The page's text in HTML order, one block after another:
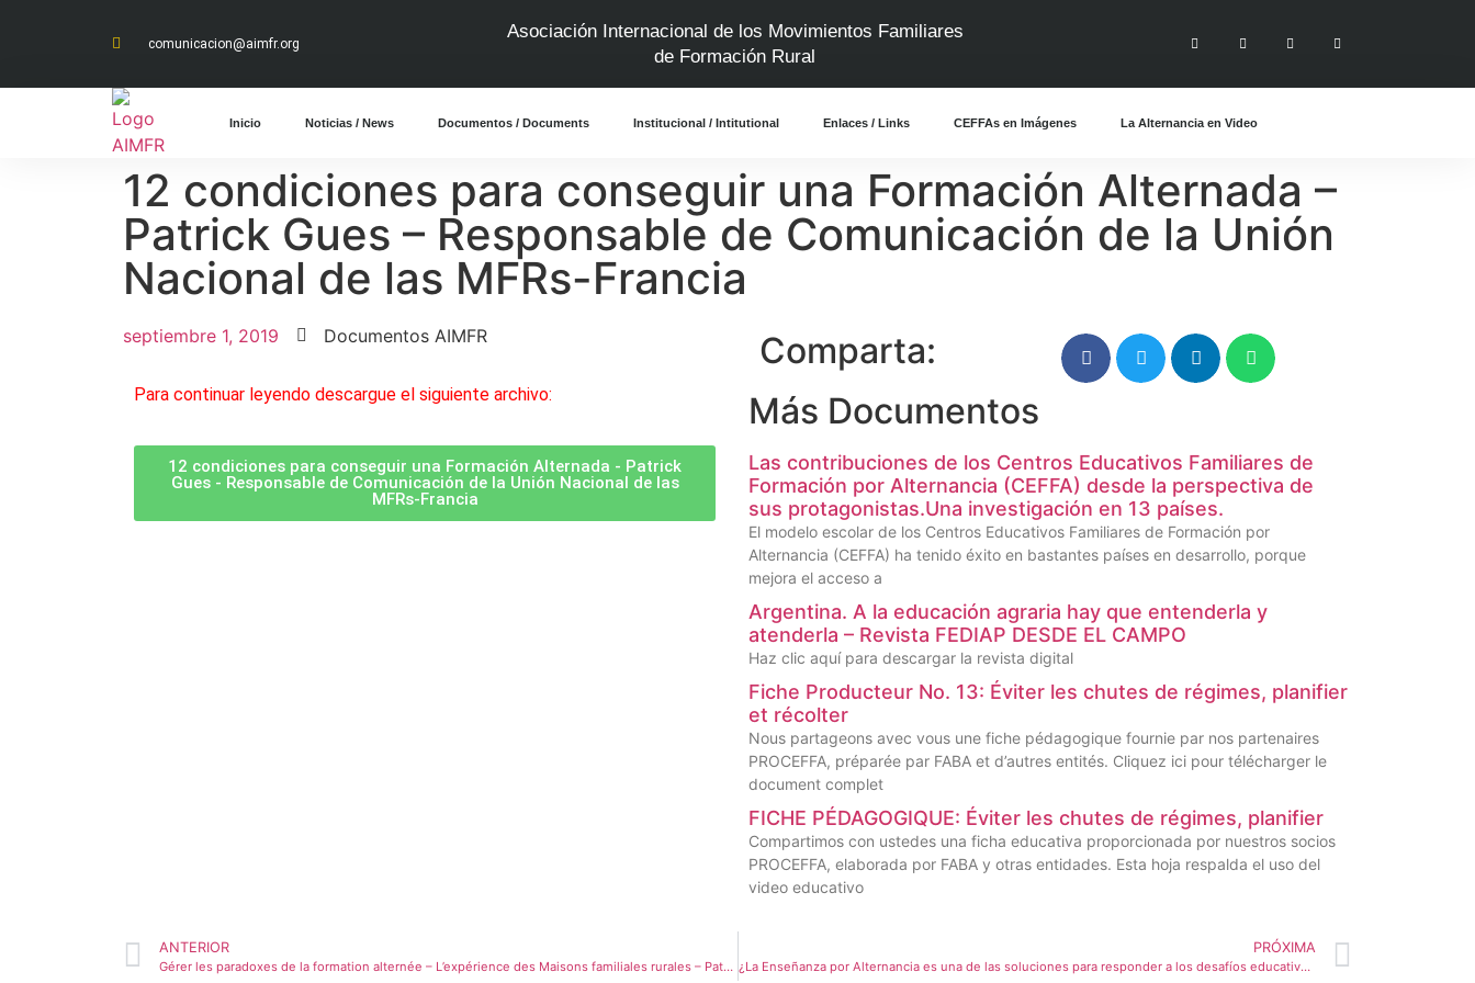
comunicacion@aimfr.org
Asociación Internacional de los Movimientos Familiares
de Formación Rural
Inicio Noticias / News Documentos / Documents Institucional / Intitutional Enlaces / Links CEFFAs en Imágenes La Alternancia en Video
12 condiciones para conseguir una Formación Alternada –
Patrick Gues – Responsable de Comunicación de la Unión
Nacional de las MFRs-Francia
septiembre 1, 2019 Documentos AIMFR
Para continuar leyendo descargue el siguiente archivo:
12 condiciones para conseguir una Formación Alternada - Patrick
Gues - Responsable de Comunicación de la Unión Nacional de las
MFRs-Francia
Comparta:
Más Documentos
Las contribuciones de los Centros Educativos Familiares de
Formación por Alternancia (CEFFA) desde la perspectiva de
sus protagonistas.Una investigación en 13 países.
El modelo escolar de los Centros Educativos Familiares de Formación por
Alternancia (CEFFA) ha tenido éxito en bastantes países en desarrollo, porque
mejora el acceso a
Argentina. A la educación agraria hay que entenderla y
atenderla – Revista FEDIAP DESDE EL CAMPO
Haz clic aquí para descargar la revista digital
Fiche Producteur No. 13: Éviter les chutes de régimes, planifier
et récolter
Nous partageons avec vous une fiche pédagogique fournie par nos partenaires
PROCEFFA, préparée par FABA et d’autres entités. Cliquez ici pour télécharger le
document complet
FICHE PÉDAGOGIQUE: Éviter les chutes de régimes, planifier
Compartimos con ustedes una ficha educativa proporcionada por nuestros socios
PROCEFFA, elaborada por FABA y otras entidades. Esta hoja respalda el uso del
video educativo
ANTERIOR
Gérer les paradoxes de la formation alternée – L’expérience des Maisons familiales rurales – Patrick Gues
PRÓXIMA
¿La Enseñanza por Alternancia es una de las soluciones para responder a los desafí­os educativos del país? – Patrick Guess – Francia